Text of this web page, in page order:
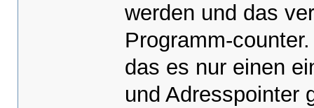
werden und das
Programm-
das es nur einen
und Adresspointer